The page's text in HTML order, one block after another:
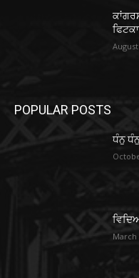
POPULAR POSTS
ਧੰਨੁ
March